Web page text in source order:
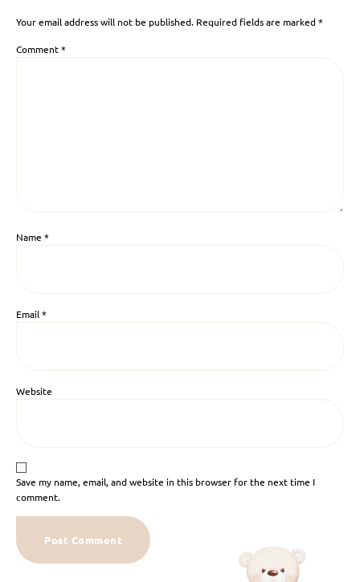
Your email address will not be published. Required fields are marked*
Comment*
Name *
Email*
Website
Save my name, email, and website in this browser for the next time I
comment.